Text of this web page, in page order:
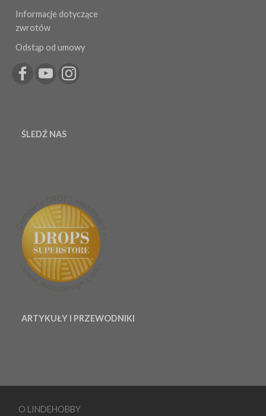
Informacje dotyczące
zwrotów
Odstąp od umowy
ŚLEDŹ NAS
ARTYKUŁY I PRZEWODNIKI
O LINDEHOBBY